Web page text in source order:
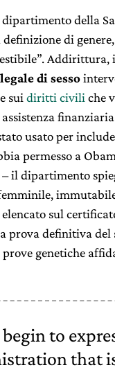
della
di
di sesso
sui diritti civili che
usato per
permesso a
il dipartimento
elencato sul
prova definitiva del
genetiche
begin to
that